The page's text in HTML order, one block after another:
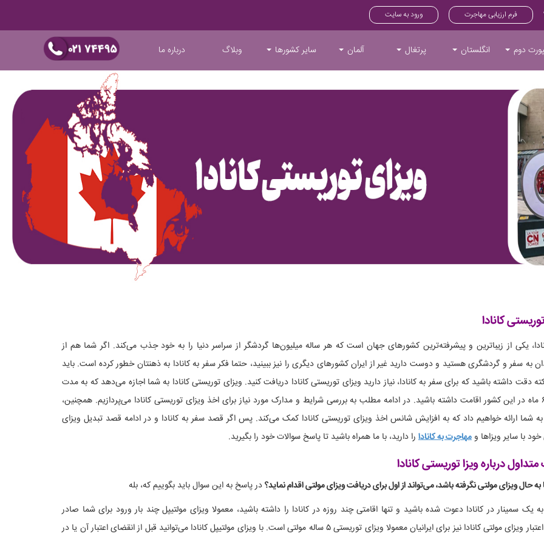
فرم ارزیابی مهاجرت ورود به سایت
دوم انگلستان پرتغال آلمان سایر کشورها وبلاگ درباره ما
کانادا
یکی از زیباترین و پیشرفته‌ترین کشورهای جهان است که هر ساله میلیون‌ها گردشگر از سراسر دنیا را به خود جذب می‌کند. اگر شما هم از
به سفر و گردشگری هستید و دوست دارید غیر از ایران کشورهای دیگری را نیز ببینید، حتما فکر سفر به کانادا به ذهنتان خطور کرده است. باید
دقت داشته باشید که برای سفر به کانادا، نیاز دارید ویزای توریستی کانادا دریافت کنید. ویزای توریستی کانادا به شما اجازه می‌دهد که به مدت
حداکثر ۶ ماه در این کشور اقامت داشته باشید. در ادامه مطلب به بررسی شرایط و مدارک مورد نیاز برای اخذ ویزای توریستی کانادا می‌پردازیم. همچنین،
به شما ارائه خواهیم داد که به افزایش شانس اخذ ویزای توریستی کانادا کمک می‌کند. پس اگر قصد سفر به کانادا و در ادامه قصد تبدیل ویزای
با سایر ویزاها و مهاجرت به کانادا را دارید، با ما همراه باشید تا پاسخ سوالات خود را بگیرید.
درباره ویزا توریستی کانادا
به حال ویزای مولتی نگرفته باشد، می‌تواند از اول برای دریافت ویزای مولتی اقدام نماید؟در پاسخ به این سوال باید بگوییم که، بله
یک سمینار در کانادا دعوت شده باشید و تنها اقامتی چند روزه در کانادا را داشته باشید، معمولا ویزای مولتیپل چند بار ورود برای شما صادر
می‌کنند. اعتبار ویزای مولتی کانادا نیز برای ایرانیان معمولا ویزای توریستی ۵ ساله مولتی است. با ویزای مولتیپل کانادا می‌توانید قبل از انقضای اعتبار آن یا در